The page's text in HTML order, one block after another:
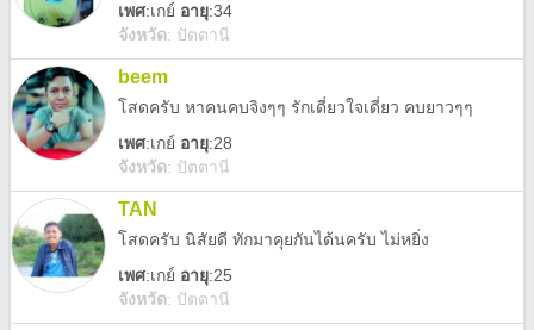
เพศ:เกย์ อายุ:34
จังหวัด: ปัตตานี
beem
โสดครับ หาคนคบจิงๆๆ รักเดี่ยวใจเดี่ยว คบยาวๆๆ
เพศ:เกย์ อายุ:28
จังหวัด: ปัตตานี
TAN
โสดครับ นิสัยดี ทักมาคุยกันได้นครับ ไม่หยิ่ง
เพศ:เกย์ อายุ:25
จังหวัด: ปัตตานี